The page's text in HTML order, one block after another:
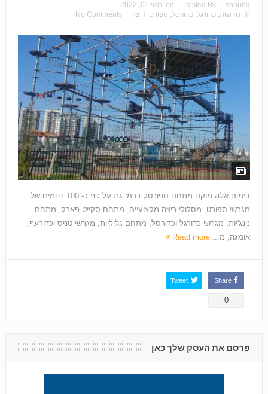
Posted By: shhuna
on: מאי 01, 2022
In:
חדשות, כדורגל, כדורסל, ספורט, ריצה No Comments
בימים אלה מוקם מתחם ספורטק כרמי גת על פני כ- 100 דונמים של
מגרשי ספורט, מסלולי ריצה מקצועיים, מתחם סקייט פארק, מתחם
נינג'יות, מגרשי כדורגל וכדורסל, מתחם גליליות, מגרשי טניס וכדורעף,
אומגה, מ... Read more
Share
0
Tweet
פרסם את העסק שלך כאן